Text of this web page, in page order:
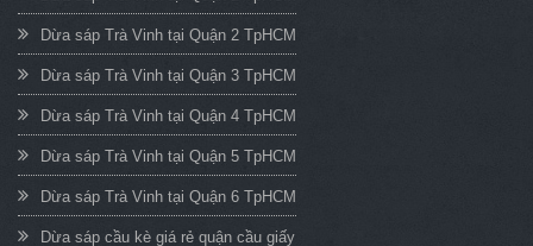
Dừa sáp Trà Vinh tại Quận 2 TpHCM
Dừa sáp Trà Vinh tại Quận 3 TpHCM
Dừa sáp Trà Vinh tại Quận 4 TpHCM
Dừa sáp Trà Vinh tại Quận 5 TpHCM
Dừa sáp Trà Vinh tại Quận 6 TpHCM
Dừa sáp cầu kè giá rẻ quận cầu giấy